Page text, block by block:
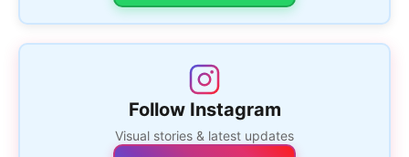
Follow Instagram
Visual stories & latest updates